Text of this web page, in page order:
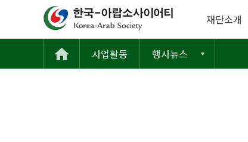
재단소개
사업활동 행사뉴스